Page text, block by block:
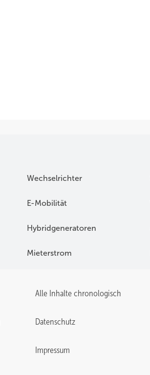
Wechselrichter
E-Mobilität
Hybridgeneratoren
Mieterstrom
Alle Inhalte chronologisch
Datenschutz
Impressum